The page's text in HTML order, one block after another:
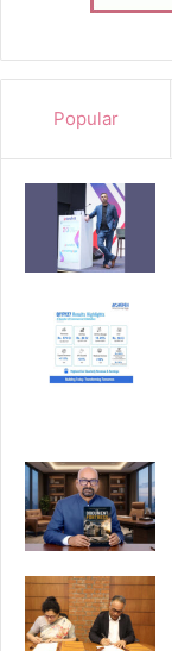
Popular